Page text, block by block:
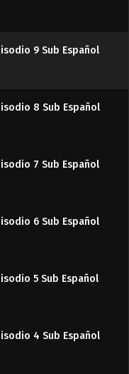
9 Sub Español
8 Sub Español
7 Sub Español
6 Sub Español
5 Sub Español
4 Sub Español